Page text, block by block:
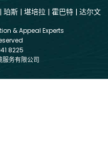
| 珀斯 | 堪培拉 | 霍巴特 | 达尔文
& Appeal Experts
8225
服务有限公司